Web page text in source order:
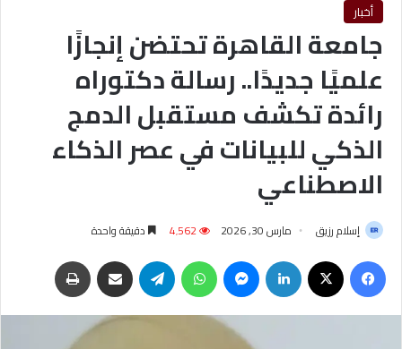
أخبار
جامعة القاهرة تحتضن إنجازًا
علميًا جديدًا.. رسالة دكتوراه
رائدة تكشف مستقبل الدمج
الذكي للبيانات في عصر الذكاء
الاصطناعي
إسلام رزيق مارس 30, 2026 4٬562 دقيقة واحدة